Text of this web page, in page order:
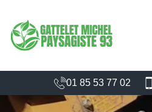
01 85 53 77 02